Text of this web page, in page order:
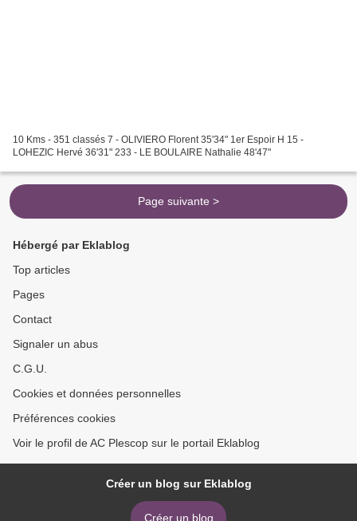
10 Kms - 351 classés 7 - OLIVIERO Florent 35'34" 1er Espoir H 15 -
LOHEZIC Hervé 36'31" 233 - LE BOULAIRE Nathalie 48'47"
Page suivante >
Hébergé par Eklablog
Top articles
Pages
Contact
Signaler un abus
C.G.U.
Cookies et données personnelles
Préférences cookies
Voir le profil de AC Plescop sur le portail Eklablog
Créer un blog sur Eklablog
Créer un blog